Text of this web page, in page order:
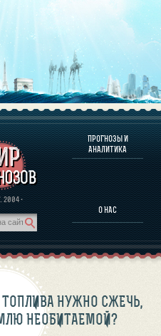
2004 ·
ПРОГНОЗЫ И
АНАЛИТИКА
О НАС
ЧЕЛОВЕКА
ЛИЧНОСТЕЙ
АНАЛИТИКА
НУЖНО СЖЕЧЬ,
НЕОБИТАЕМОЙ?